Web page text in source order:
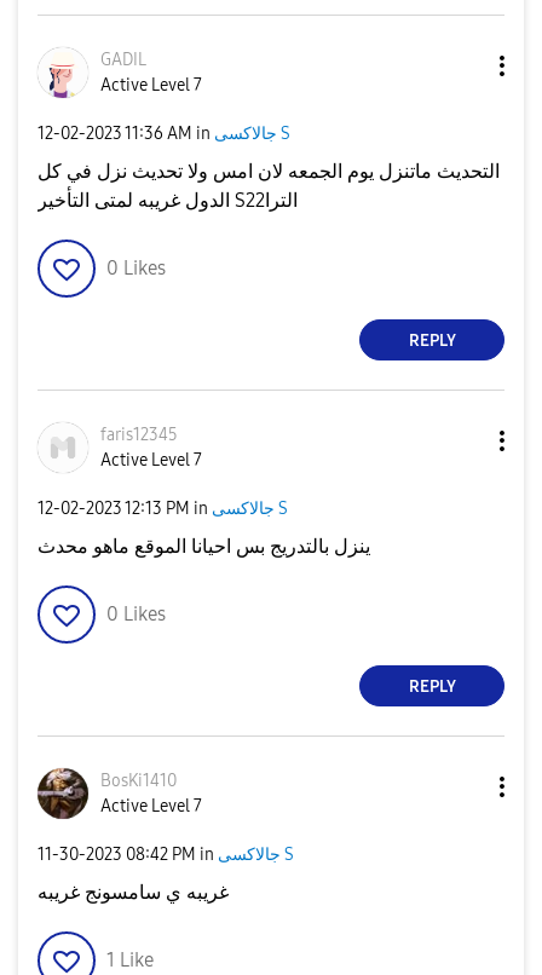
GADIL
Active Level 7
‎12-02-202311:36 AM in جالاكسى S
التحديث ماتنزل يوم الجمعه لان امس ولا تحديث نزل في كل
الدول غريبه لمتى التأخير S22الترا
0 Likes
REPLY
faris12345
Active Level 7
‎12-02-202312:13 PM in جالاكسى S
ينزل بالتدريج بس احيانا الموقع ماهو محدث
0 Likes
REPLY
BosKi1410
Active Level 7
‎11-30-2023 08:42 PM in جالاكسى S
غريبه ي سامسونج غريبه
1 Like